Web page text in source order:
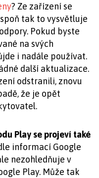
? Ze zařízení se
tak to vysvětluje
Pokud byste
na svých
i nadále používat.
další aktualizace.
odstranili, znovu
že je opět
Play se projeví také
informací Google
nezohledňuje v
Play. Může tak